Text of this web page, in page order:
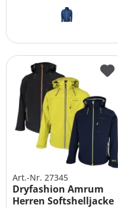
Art.-Nr. 27345
Dryfashion Amrum
Herren Softshelljacke